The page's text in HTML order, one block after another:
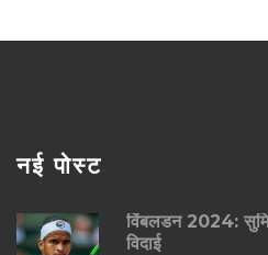
नई पोस्ट
विंबलडन 2024:
विदाई